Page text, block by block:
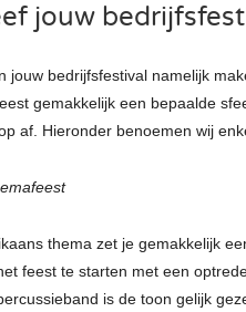
jouw
jouw bedrijfsfestival namelijk
gemakkelijk een bepaalde
af. Hieronder benoemen wij
thema zet je gemakkelijk
feest te starten met een
is de toon gelijk